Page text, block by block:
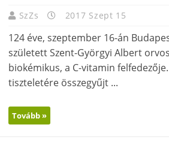
SzZs 2017 Szept 15
124 éve, szeptember 16-án
született Szent-Györgyi Albert
biokémikus, a C-vitamin felfedezője.
tiszteletére összegyűjt ...
Tovább »